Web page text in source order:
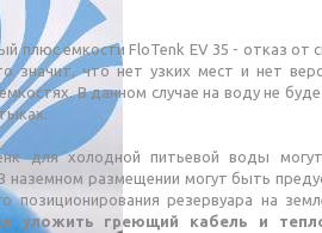
плюс емкости FloTenk EV 35 - отказ от
значит, что нет узких мест и нет
В данном случае на воду не
для холодной питьевой воды
наземном размещении могут быть
позиционирования резервуара на
уложить греющий кабель и